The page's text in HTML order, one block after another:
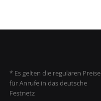
* Es gelten die regulären Preise
für Anrufe in das deutsche
Festnetz